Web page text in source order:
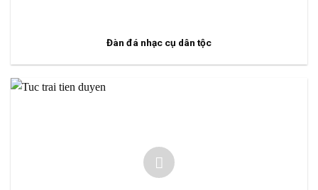
Đàn đá nhạc cụ dân tộc